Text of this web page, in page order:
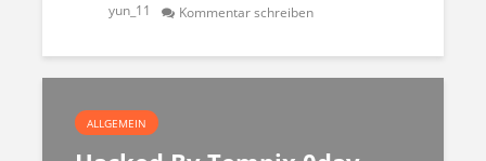
yun_11 Kommentar schreiben
ALLGEMEIN